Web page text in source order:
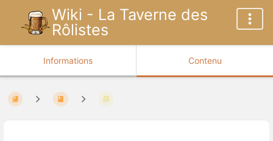
Wiki - La Taverne des
Rôlistes
Informations Contenu